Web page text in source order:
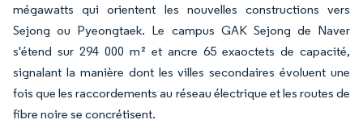
mégawatts qui orientent les nouvelles constructions vers
Sejong ou Pyeongtaek. Le campus GAK Sejong de Naver
s'étend sur 294 000 m² et ancre 65 exaoctets de capacité,
signalant la manière dont les villes secondaires évoluent une
fois que les raccordements au réseau électrique et les routes de
fibre noire se concrétisent.